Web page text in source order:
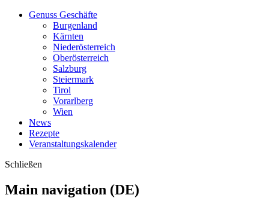
Genuss Geschäfte
Burgenland
Kärnten
Niederösterreich
Oberösterreich
Salzburg
Steiermark
Tirol
Vorarlberg
Wien
News
Rezepte
Veranstaltungskalender
Schließen
Main navigation (DE)